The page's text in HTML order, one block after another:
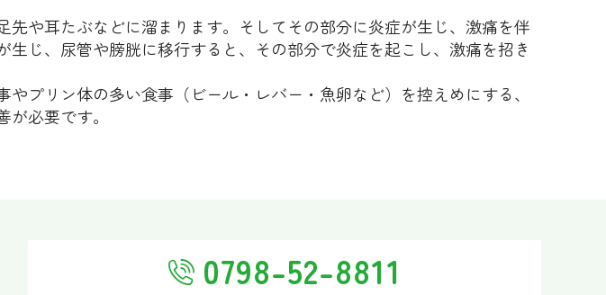
や耳たぶなどに溜まります。そしてその部分に炎症が生じ、激痛を伴
じ、尿管や膀胱に移行すると、その部分で炎症を起こし、激痛を招き
プリン体の多い食事（ビール・レバー・魚卵など）を控えめにする、
必要です。
0798-52-8811